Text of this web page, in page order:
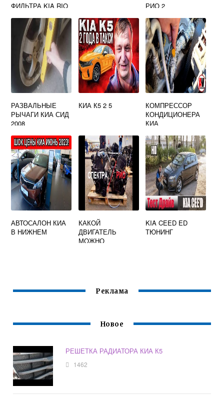
ФИЛЬТРА KIA RIO
РИО 2
РАЗВАЛЬНЫЕ
РЫЧАГИ КИА СИД
2008
КИА К5 2 5
КОМПРЕССОР
КОНДИЦИОНЕРА
КИА
АВТОСАЛОН КИА
В НИЖНЕМ
КАКОЙ
ДВИГАТЕЛЬ
МОЖНО
KIA CEED ED
ТЮНИНГ
Реклама
Новое
РЕШЕТКА РАДИАТОРА КИА К5
1462